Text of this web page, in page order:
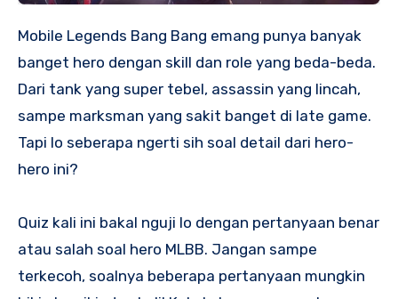
Mobile Legends Bang Bang emang punya banyak
banget hero dengan skill dan role yang beda-beda.
Dari tank yang super tebel, assassin yang lincah,
sampe marksman yang sakit banget di late game.
Tapi lo seberapa ngerti sih soal detail dari hero-
hero ini?
Quiz kali ini bakal nguji lo dengan pertanyaan benar
atau salah soal hero MLBB. Jangan sampe
terkecoh, soalnya beberapa pertanyaan mungkin